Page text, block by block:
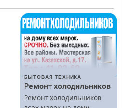
БЫТОВАЯ ТЕХНИКА
Ремонт холодильников
Ремонт холодильников